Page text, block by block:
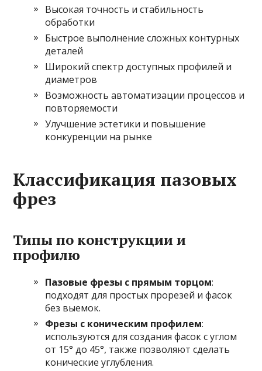
Высокая точность и стабильность
обработки
Быстрое выполнение сложных контурных
деталей
Широкий спектр доступных профилей и
диаметров
Возможность автоматизации процессов и
повторяемости
Улучшение эстетики и повышение
конкуренции на рынке
Классификация пазовых
фрез
Типы по конструкции и
профилю
Пазовые фрезы с прямым торцом:
подходят для простых прорезей и фасок
без выемок.
Фрезы с коническим профилем:
используются для создания фасок с углом
от 15° до 45°, также позволяют сделать
конические углубления.